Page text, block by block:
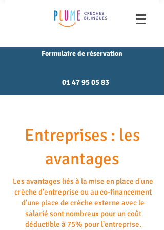
Formulaire de réservation
01 47 95 05 83
Entreprises : les
avantages
Les avantages liés à la mise en place d'une
crèche d'entreprise ou au co-financement
d'une place de crèche externe avec le
salarié sont nombreux pour un coût
déductible à 75% pour l'entreprise.